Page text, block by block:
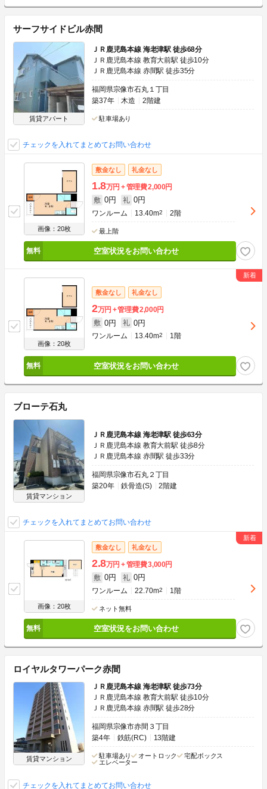
サーフサイドビル赤間
賃貸アパート
ＪＲ鹿児島本線 海老津駅 徒歩68分
ＪＲ鹿児島本線 教育大前駅 徒歩10分
ＪＲ鹿児島本線 赤間駅 徒歩35分
福岡県宗像市石丸１丁目
築37年
木造 2階建
駐車場あり
チェックを入れてまとめてお問い合わせ
画像：20枚
敷金なし 礼金なし
1.8万円 管理費2,000円
敷 0円 礼 0円
ワンルーム 13.40m2 2階
最上階
空室状況をお問い合わせ
画像：20枚
敷金なし 礼金なし
2万円 管理費2,000円
敷 0円 礼 0円
ワンルーム 13.40m2 1階
空室状況をお問い合わせ
ブローテ石丸
賃貸マンション
ＪＲ鹿児島本線 海老津駅 徒歩63分
ＪＲ鹿児島本線 教育大前駅 徒歩8分
ＪＲ鹿児島本線 赤間駅 徒歩33分
福岡県宗像市石丸２丁目
築20年
鉄骨造(S) 2階建
チェックを入れてまとめてお問い合わせ
画像：20枚
敷金なし 礼金なし
2.8万円 管理費3,000円
敷 0円 礼 0円
ワンルーム 22.70m2 1階
ネット無料
空室状況をお問い合わせ
ロイヤルタワーパーク赤間
賃貸マンション
ＪＲ鹿児島本線 海老津駅 徒歩73分
ＪＲ鹿児島本線 教育大前駅 徒歩10分
ＪＲ鹿児島本線 赤間駅 徒歩28分
福岡県宗像市赤間３丁目
築4年
鉄筋(RC) 13階建
駐車場あり オートロック
宅配ボックス
エレベーター
チェックを入れてまとめてお問い合わせ